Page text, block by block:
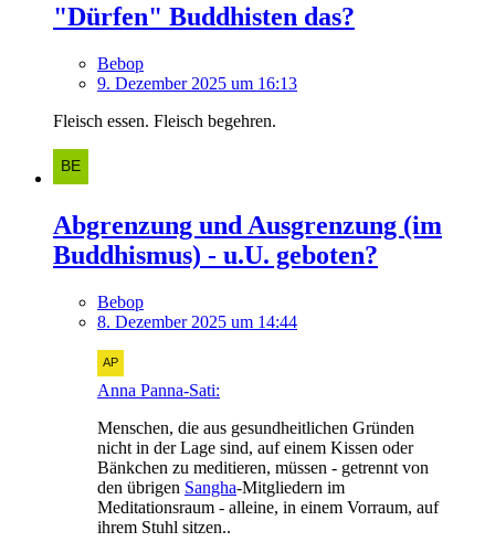
"Dürfen" Buddhisten das?
Bebop
9. Dezember 2025 um 16:13
Fleisch essen. Fleisch begehren.
Abgrenzung und Ausgrenzung (im
Buddhismus) - u.U. geboten?
Bebop
8. Dezember 2025 um 14:44
Anna Panna-Sati:
Menschen, die aus gesundheitlichen Gründen
nicht in der Lage sind, auf einem Kissen oder
Bänkchen zu meditieren, müssen - getrennt von
den übrigen Sangha-Mitgliedern im
Meditationsraum - alleine, in einem Vorraum, auf
ihrem Stuhl sitzen..